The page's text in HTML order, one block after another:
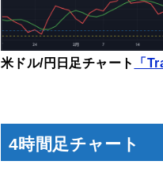
米ドル/円日足チャート 「
4時間足チャート